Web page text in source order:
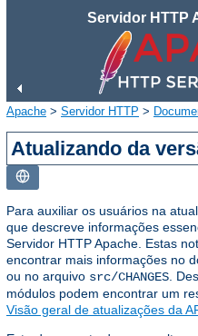
Servidor HTTP
Apache > Servidor HTTP >
Atualizando da
Para auxiliar os usuários na
que descreve informações
Servidor HTTP Apache. Estas
encontrar mais informações no
ou no arquivo src/CHANGES .
módulos podem encontrar um
Visão geral de atualizações da